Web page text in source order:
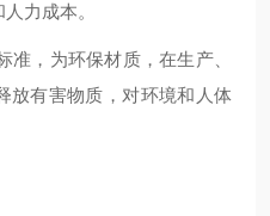
力成本。
，为环保材质，在生产、
放有害物质，对环境和人体